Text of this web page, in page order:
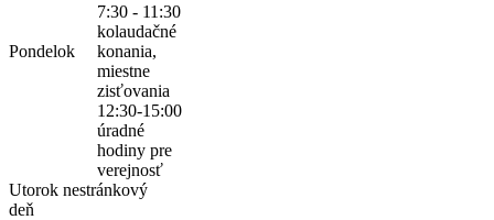
Pondelok
7:30 - 11:30
kolaudačné
konania,
miestne
zisťovania
12:30-15:00
úradné
hodiny pre
verejnosť
Utorok nestránkový
deň